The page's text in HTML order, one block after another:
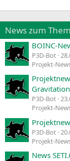
News zum
BOINC-
P3D-Bot
Projekt-
P3D-Bot
Projekt-
P3D-Bot
Projekt-
News